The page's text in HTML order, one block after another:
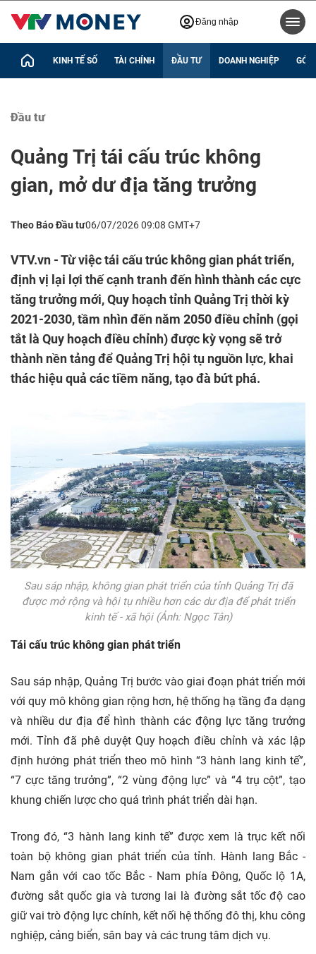
Đăng nhập
KINH TẾ SỐ TÀI CHÍNH ĐẦU TƯ DOANH NGHIỆP GÓC
Đầu tư
Quảng Trị tái cấu trúc không
gian, mở dư địa tăng trưởng
Theo Báo Đầu tư06/07/2026 09:08 GMT+7
VTV.vn - Từ việc tái cấu trúc không gian phát triển,
định vị lại lợi thế cạnh tranh đến hình thành các cực
tăng trưởng mới, Quy hoạch tỉnh Quảng Trị thời kỳ
2021-2030, tầm nhìn đến năm 2050 điều chỉnh (gọi
tắt là Quy hoạch điều chỉnh) được kỳ vọng sẽ trở
thành nền tảng để Quảng Trị hội tụ nguồn lực, khai
thác hiệu quả các tiềm năng, tạo đà bứt phá.
Sau sáp nhập, không gian phát triển của tỉnh Quảng Trị đã
được mở rộng và hội tụ nhiều hơn các dư địa để phát triển
kinh tế - xã hội (Ảnh: Ngọc Tân)
Tái cấu trúc không gian phát triển
Sau sáp nhập, Quảng Trị bước vào giai đoạn phát triển mới
với quy mô không gian rộng hơn, hệ thống hạ tầng đa dạng
và nhiều dư địa để hình thành các động lực tăng trưởng
mới. Tỉnh đã phê duyệt Quy hoạch điều chỉnh và xác lập
định hướng phát triển theo mô hình “3 hành lang kinh tế”,
“7 cực tăng trưởng”, “2 vùng động lực” và “4 trụ cột”, tạo
khung chiến lược cho quá trình phát triển dài hạn.
Trong đó, “3 hành lang kinh tế” được xem là trục kết nối
toàn bộ không gian phát triển của tỉnh. Hành lang Bắc -
Nam gắn với cao tốc Bắc - Nam phía Đông, Quốc lộ 1A,
đường sắt quốc gia và tương lai là đường sắt tốc độ cao
giữ vai trò động lực chính, kết nối hệ thống đô thị, khu công
nghiệp, cảng biển, sân bay và các trung tâm dịch vụ.